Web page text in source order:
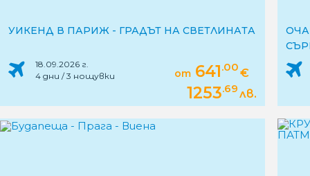
УИКЕНД В ПАРИЖ - ГРАДЪТ НА СВЕТЛИНАТА
18.09.2026 г.
4 дни / 3 нощувки
от 641.00€
1253.69лв.